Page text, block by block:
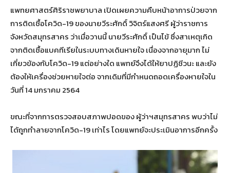
แพทยศาสตร์ศิริราชพยาบาล เปิดเผยความคืบหน้าอาการป่วยจาก
การติดเชื้อโควิด-19 ของนายวีระศักดิ์ วิจิตร์แสงศรี ผู้ว่าราชการ
จังหวัดสมุทรสาคร ว่าเมื่อวานนี้ นายวีระศักดิ์ เป็นไข้ ซึ่งสาเหตุเกิด
จากติดเชื้อแบคทีเรียในระบบทางเดินหายใจ เนื่องจากอายุมาก ไม่
เกี่ยวข้องกับโควิด-19 แต่อย่างใด แพทย์จึงได้ให้ยาปฏิชีวนะ และยัง
ต้องให้เครื่องช่วยหายใจต่อ จากเดิมที่มีกำหนดถอดเครื่องหายใจใน
วันที่ 14 มกราคม 2564
ขณะที่จากการตรวจสอบสภาพปอดของ ผู้ว่าฯสมุทรสาคร พบว่าไม่
ได้ถูกทำลายจากโควิด-19 เท่าไร โดยแพทย์จะประเมินอาการอีกครั้ง